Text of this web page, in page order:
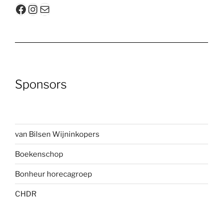
Facebook
Instagram
E-mail
Sponsors
van Bilsen Wijninkopers
Boekenschop
Bonheur horecagroep
CHDR